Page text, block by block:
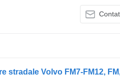
stradale Volvo FM7-FM12,